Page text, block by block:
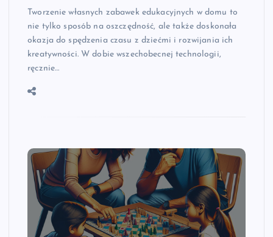
Tworzenie własnych zabawek edukacyjnych w domu to
nie tylko sposób na oszczędność, ale także doskonała
okazja do spędzenia czasu z dziećmi i rozwijania ich
kreatywności. W dobie wszechobecnej technologii,
ręcznie…